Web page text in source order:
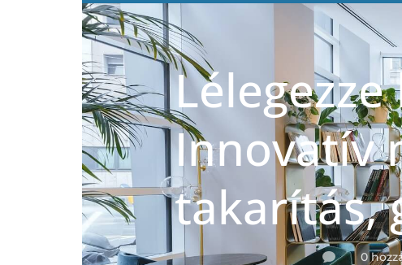
Innovatív
takarítás,
 0